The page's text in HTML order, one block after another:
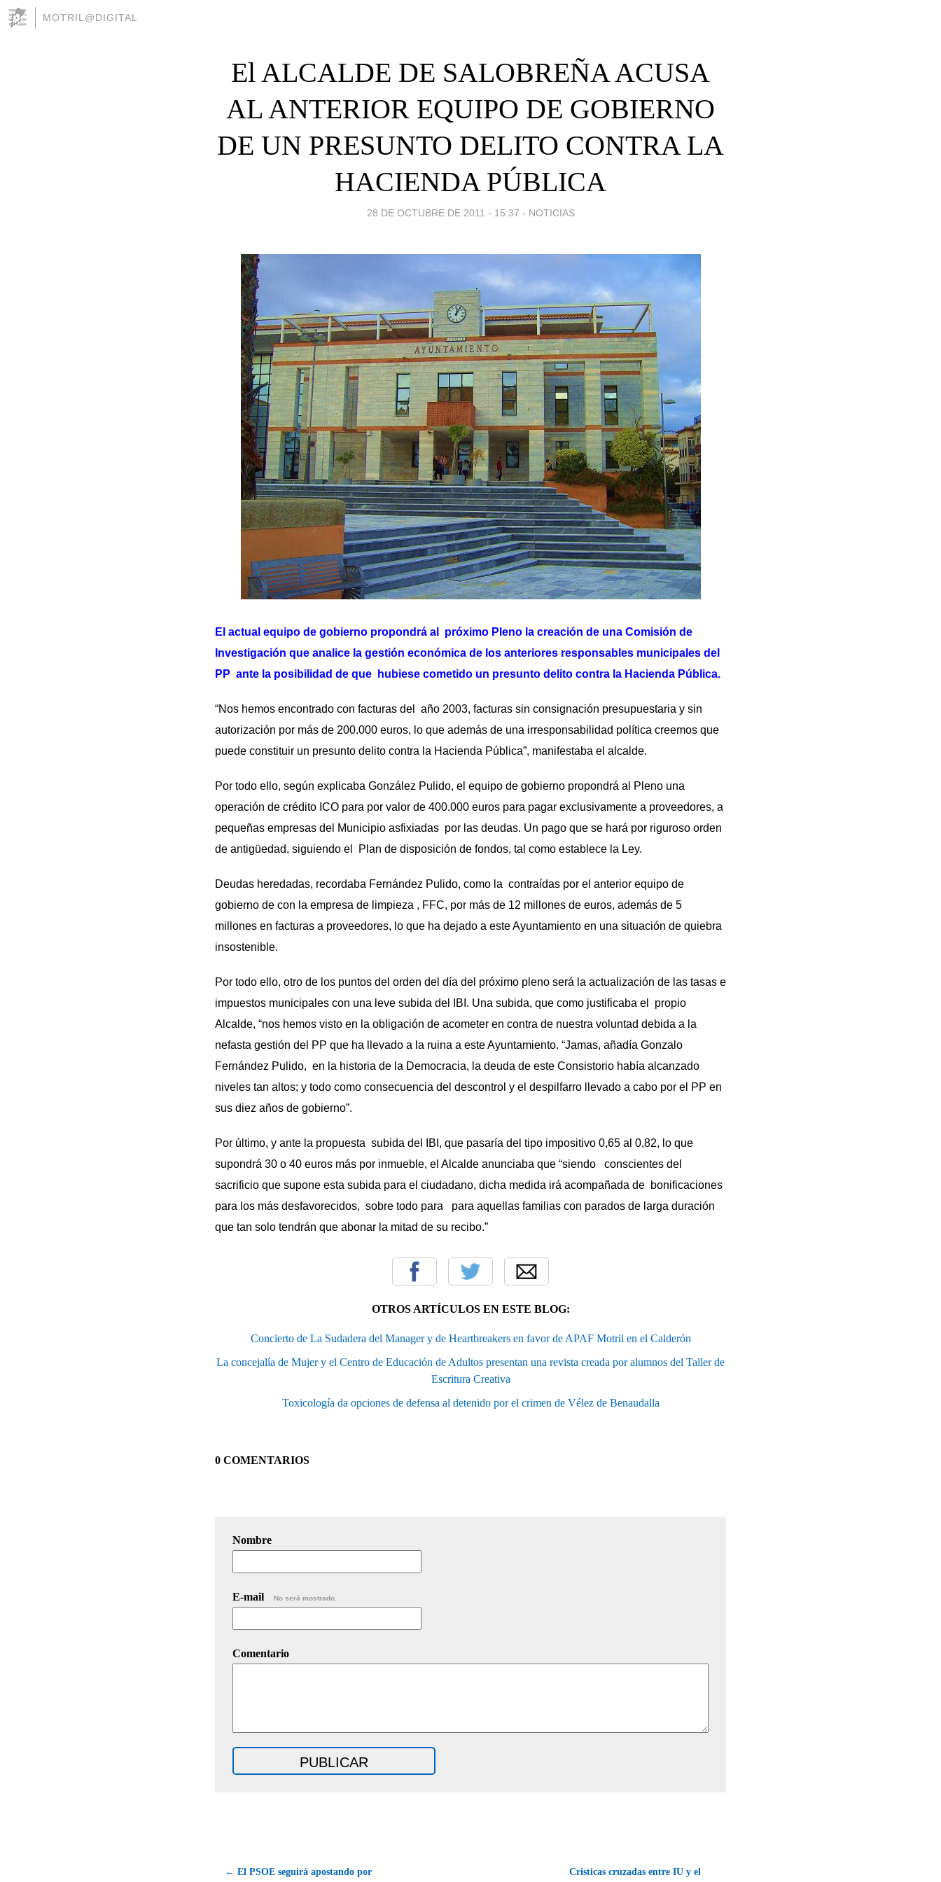
MOTRIL@DIGITAL
El ALCALDE DE SALOBREÑA ACUSA
AL ANTERIOR EQUIPO DE GOBIERNO
DE UN PRESUNTO DELITO CONTRA LA
HACIENDA PÚBLICA
28 DE OCTUBRE DE 2011 - 15:37 - NOTICIAS
El actual equipo de gobierno propondrá al próximo Pleno la creación de una Comisión de
Investigación que analice la gestión económica de los anteriores responsables municipales del
PP ante la posibilidad de que hubiese cometido un presunto delito contra la Hacienda Pública.
“Nos hemos encontrado con facturas del año 2003, facturas sin consignación presupuestaria y sin
autorización por más de 200.000 euros, lo que además de una irresponsabilidad política creemos que
puede constituir un presunto delito contra la Hacienda Pública”, manifestaba el alcalde.
Por todo ello, según explicaba González Pulido, el equipo de gobierno propondrá al Pleno una
operación de crédito ICO para por valor de 400.000 euros para pagar exclusivamente a proveedores, a
pequeñas empresas del Municipio asfixiadas por las deudas. Un pago que se hará por riguroso orden
de antigüedad, siguiendo el Plan de disposición de fondos, tal como establece la Ley.
Deudas heredadas, recordaba Fernández Pulido, como la contraídas por el anterior equipo de
gobierno de con la empresa de limpieza , FFC, por más de 12 millones de euros, además de 5
millones en facturas a proveedores, lo que ha dejado a este Ayuntamiento en una situación de quiebra
insostenible.
Por todo ello, otro de los puntos del orden del día del próximo pleno será la actualización de las tasas e
impuestos municipales con una leve subida del IBI. Una subida, que como justificaba el propio
Alcalde, “nos hemos visto en la obligación de acometer en contra de nuestra voluntad debida a la
nefasta gestión del PP que ha llevado a la ruina a este Ayuntamiento. “Jamas, añadía Gonzalo
Fernández Pulido, en la historia de la Democracia, la deuda de este Consistorio había alcanzado
niveles tan altos; y todo como consecuencia del descontrol y el despilfarro llevado a cabo por el PP en
sus diez años de gobierno”.
Por último, y ante la propuesta subida del IBI, que pasaría del tipo impositivo 0,65 al 0,82, lo que
supondrá 30 o 40 euros más por inmueble, el Alcalde anunciaba que “siendo conscientes del
sacrificio que supone esta subida para el ciudadano, dicha medida irá acompañada de bonificaciones
para los más desfavorecidos, sobre todo para para aquellas familias con parados de larga duración
que tan solo tendrán que abonar la mitad de su recibo.”
OTROS ARTÍCULOS EN ESTE BLOG:
Concierto de La Sudadera del Manager y de Heartbreakers en favor de APAF Motril en el Calderón
La concejalía de Mujer y el Centro de Educación de Adultos presentan una revista creada por alumnos del Taller de
Escritura Creativa
Toxicología da opciones de defensa al detenido por el crimen de Vélez de Benaudalla
0 COMENTARIOS
Nombre
E-mail No será mostrado.
Comentario
← El PSOE seguirá apostando por Cristicas cruzadas entre IU y el